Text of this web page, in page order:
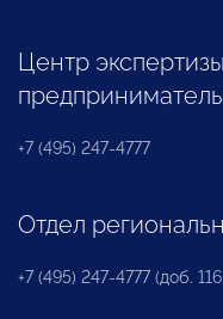
Центр
+7 (495) 247-4777
Отдел
+7 (495) 247-4777 (доб.